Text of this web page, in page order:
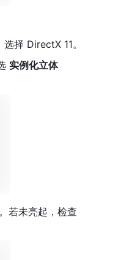
择 DirectX 11。
实例化立体
若未亮起，检查